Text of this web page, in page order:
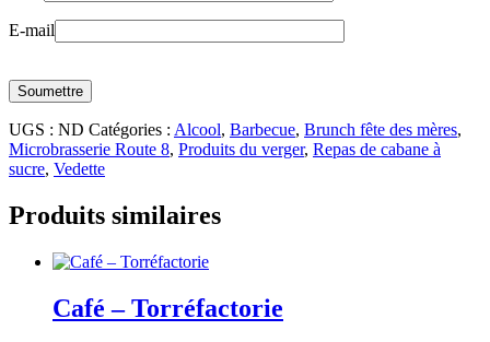
E-mail
UGS : ND Catégories : Alcool, Barbecue, Brunch fête des mères,
Microbrasserie Route 8, Produits du verger, Repas de cabane à
sucre, Vedette
Produits similaires
Café – Torréfactorie